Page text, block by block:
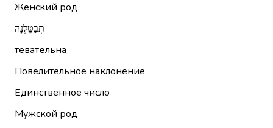
Женский род
תְּבַטֵּלְנָה
тевательна
Повелительное наклонение
Единственное число
Мужской род